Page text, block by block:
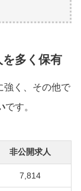
多く保有
強く、その他で
です。
非公開求人
7,814